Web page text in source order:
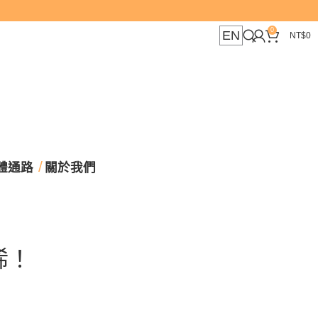
EN 0
NT$0
通路 關於我們